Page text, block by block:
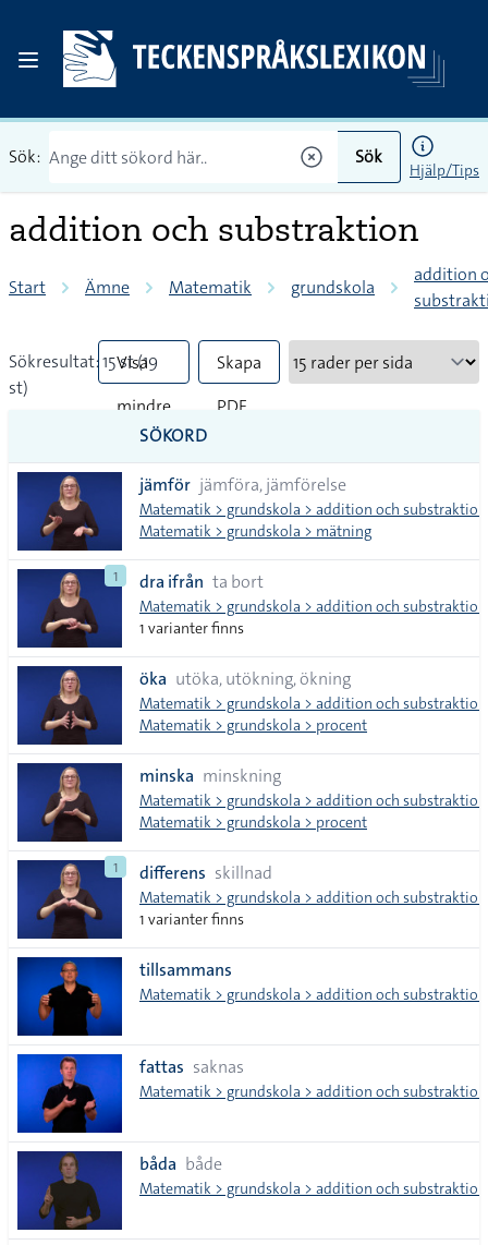
Sök: Sök
Hjälp/Tips
addition och substraktion
Start Ämne Matematik grundskola
addition
Sökresultat: 15 st (19
st)
Visa
mindre
tecken
Skapa
PDF
SÖKORD
jämför jämföra, jämförelse
Matematik > grundskola > addition och substraktion
Matematik > grundskola > mätning
1 dra ifrån ta bort
Matematik > grundskola > addition och substraktion
1 varianter finns
öka utöka, utökning, ökning
Matematik > grundskola > addition och substraktion
Matematik > grundskola > procent
minska minskning
Matematik > grundskola > addition och substraktion
Matematik > grundskola > procent
1 differens skillnad
Matematik > grundskola > addition och substraktion
1 varianter finns
tillsammans
Matematik > grundskola > addition och substraktion
fattas saknas
Matematik > grundskola > addition och substraktion
båda både
Matematik > grundskola > addition och substraktion